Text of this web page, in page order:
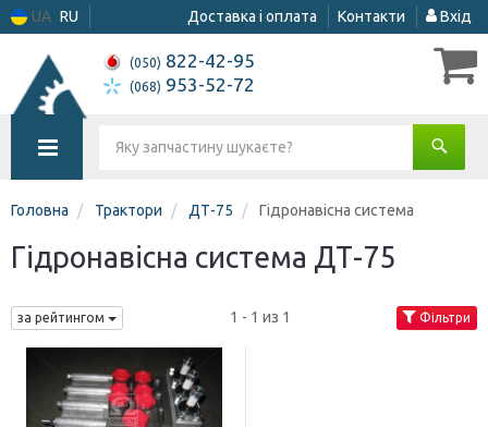
UA RU Доставка і оплата Контакти Вхід
(050) 822-42-95
(068) 953-52-72
Головна Трактори ДТ-75 Гідронавісна система
Гідронавісна система ДТ-75
за рейтингом 1 - 1 из 1 Фільтри